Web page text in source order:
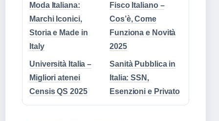
Moda Italiana:
Marchi Iconici,
Storia e Made in
Italy
Fisco Italiano –
Cos’è, Come
Funziona e Novità
2025
Università Italia –
Migliori atenei
Censis QS 2025
Sanità Pubblica in
Italia: SSN,
Esenzioni e Privato